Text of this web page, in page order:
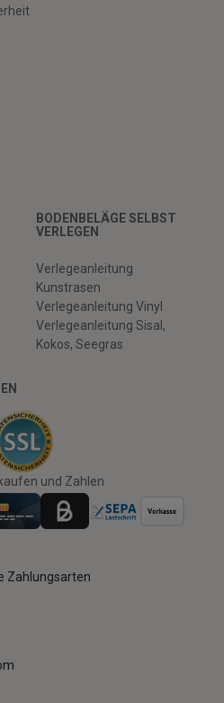
BODENBELÄGE SELBST
VERLEGEN
Verlegeanleitung
Kunstrasen
Verlegeanleitung Vinyl
Verlegeanleitung Sisal,
Kokos, Seegras
und Zahlen
Zahlungsarten